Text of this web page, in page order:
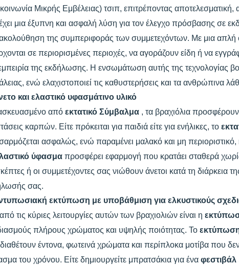
Μικρής Εμβέλειας) τσιπ, επιτρέποντας αποτελεσματική,
μια έξυπνη και ασφαλή λύση για τον έλεγχο πρόσβασης σε
της συμπεριφοράς των συμμετεχόντων. Με μια απλή
σε περιορισμένες περιοχές, να αγοράζουν είδη ή να
της εκδήλωσης. Η ενσωμάτωση αυτής της τεχνολογίας
ενώ ελαχιστοποιεί τις καθυστερήσεις και τα ανθρώπινα
και ελαστικό υφασμάτινο υλικό
από εκτατικό Σύμβαλμα , τα βραχιόλια προσφέρουν
καρπών. Είτε πρόκειται για παιδιά είτε για ενήλικες, το
ασφαλώς, ενώ παραμένει μαλακό και μη περιοριστικό,
ύφασμα προσφέρει εφαρμογή που κρατάει σταθερά
ή οι συμμετέχοντες σας νιώθουν άνετοι κατά τη διάρκεια
σας.
εκτύπωση με υποβάθμιση για ελκυστικούς
τις κύριες λειτουργίες αυτών των βραχιολιών είναι η
πλήρους χρώματος και υψηλής ποιότητας. Το
έντονα, φωτεινά χρώματα και περίπλοκα μοτίβα που
του χρόνου. Είτε δημιουργείτε μπρατσάκια για ένα φεστιβάλ